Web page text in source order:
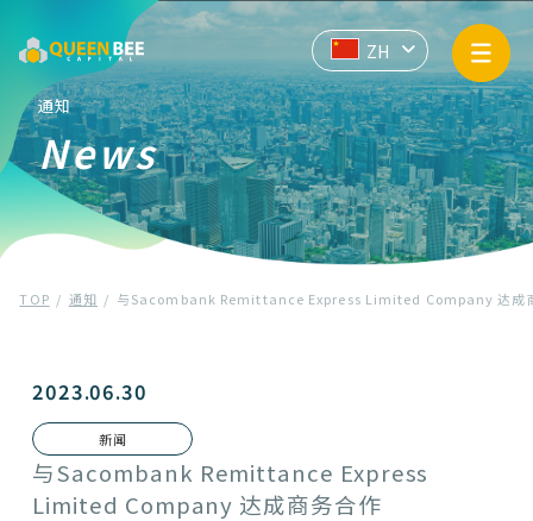
业务信息
API
企业信息
隐私政策
联系我们
JP
EN
ZH
通知
News
TOP 通知 与Sacombank Remittance Express Limited Company 达成
2023.06.30
新闻
与Sacombank Remittance Express
Limited Company 达成商务合作